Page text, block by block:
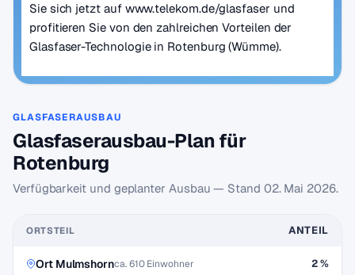
Sie sich jetzt auf www.telekom.de/glasfaser und
profitieren Sie von den zahlreichen Vorteilen der
Glasfaser-Technologie in Rotenburg (Wümme).
GLASFASERAUSBAU
Glasfaserausbau-Plan für
Rotenburg
Verfügbarkeit und geplanter Ausbau — Stand 02. Mai 2026.
ORTSTEIL ANTEIL
Ort Mulmshornca. 610 Einwohner 2 %